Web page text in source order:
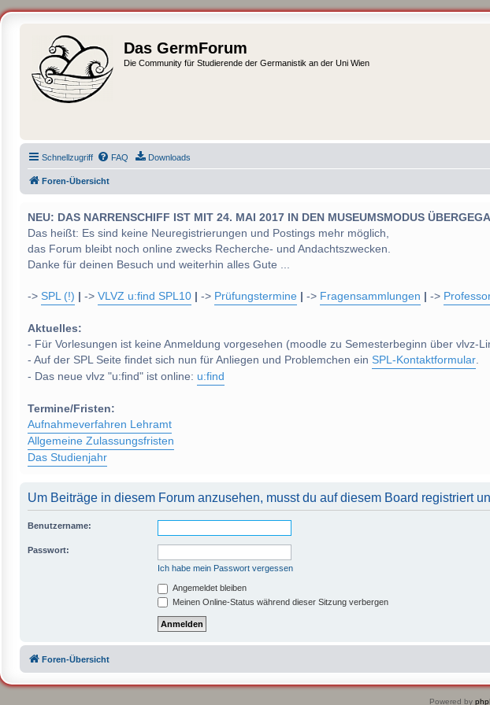
Das GermForum
Die Community für Studierende der Germanistik an der Uni Wien
Schnellzugriff FAQ Downloads
Foren-Übersicht
NEU: DAS NARRENSCHIFF IST MIT 24. MAI 2017 IN DEN MUSEUMSMODUS
Das heißt: Es sind keine Neuregistrierungen und Postings mehr möglich,
das Forum bleibt noch online zwecks Recherche- und Andachtszwecken.
Danke für deinen Besuch und weiterhin alles Gute ...
-> SPL (!) -> VLVZ u:find SPL10 -> Prüfungstermine -> Fragensammlungen ->
Aktuelles:
- Für Vorlesungen ist keine Anmeldung vorgesehen (moodle zu Semesterbeginn über vlvz-
- Auf der SPL Seite findet sich nun für Anliegen und Problemchen ein SPL-Kontaktformular.
- Das neue vlvz "u:find" ist online: u:find
Termine/Fristen:
Aufnahmeverfahren Lehramt
Allgemeine Zulassungsfristen
Das Studienjahr
Um Beiträge in diesem Forum anzusehen, musst du auf diesem Board registriert
Benutzername:
Passwort:
Ich habe mein Passwort vergessen
Angemeldet bleiben
Meinen Online-Status während dieser Sitzung verbergen
Foren-Übersicht
Powered by